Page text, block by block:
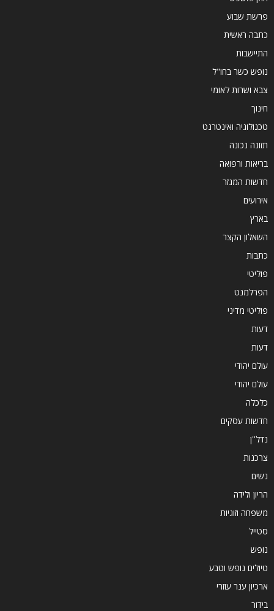
פרשת שבוע
כתבה ראשית
התיישבות
נופש כשר בחו"ל
צבא ושרות לאומי
חינוך
טכנולוגיה ואינטרנט
תזונה נכונה
בריאות ורפואה
חדשות המגזר
אירועים
בארץ
השאלון הקצר
כתבות
פוליטי
הפרלמנט
פוליטי מדיני
דעות
דעות
עולם יהודי
עולם יהודי
כלכלה
חדשות עסקים
נדל''ן
צרכנות
נשים
הריון ולידה
משפחה וזוגיות
סטייל
נופש
טיולים נופש וטבע
ארכיון ענר עוזרי
בידור